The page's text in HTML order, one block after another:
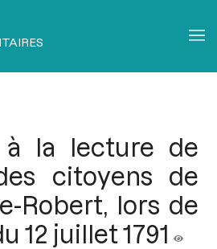
à la lecture de
citoyens de
Robert, lors de
12 juillet 1791